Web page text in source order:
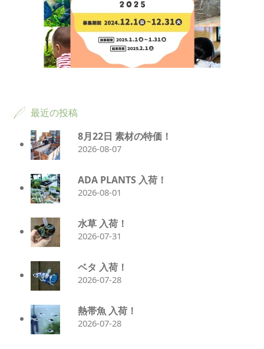
最近の投稿
8月22日 素材の特価！
2026-08-07
ADA PLANTS 入荷！
2026-08-01
水草 入荷！
2026-07-31
ベタ 入荷！
2026-07-28
熱帯魚 入荷！
2026-07-28